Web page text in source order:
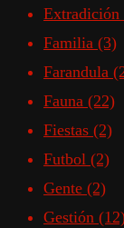
Extradición
Familia (3)
Farandula
Fauna (22)
Fiestas (2)
Futbol (2)
Gente (2)
Gestión